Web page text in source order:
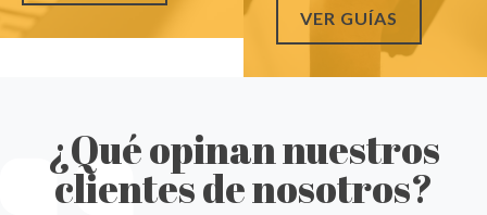
VER GUÍAS
¿Qué opinan nuestros
clientes de nosotros?